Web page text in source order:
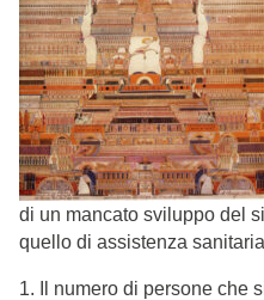
di un mancato sviluppo del
quello di assistenza
1. Il numero di persone che